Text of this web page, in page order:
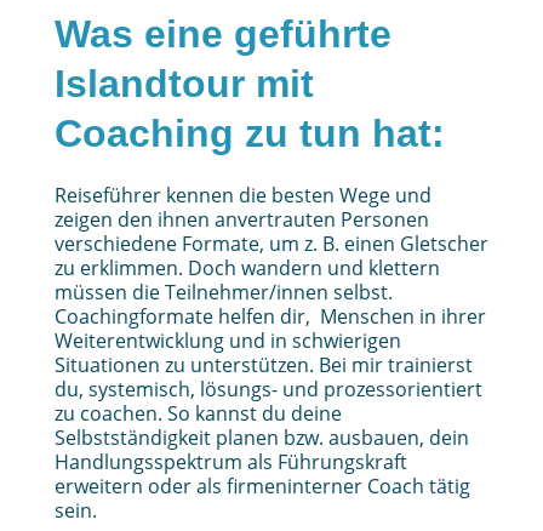
Was eine geführte
Islandtour mit
Coaching zu tun hat:
Reiseführer kennen die besten Wege und
zeigen den ihnen anvertrauten Personen
verschiedene Formate, um z. B. einen Gletscher
zu erklimmen. Doch wandern und klettern
müssen die Teilnehmer/innen selbst.
Coachingformate helfen dir, Menschen in ihrer
Weiterentwicklung und in schwierigen
Situationen zu unterstützen. Bei mir trainierst
du, systemisch, lösungs- und prozessorientiert
zu coachen. So kannst du deine
Selbstständigkeit planen bzw. ausbauen, dein
Handlungsspektrum als Führungskraft
erweitern oder als firmeninterner Coach tätig
sein.